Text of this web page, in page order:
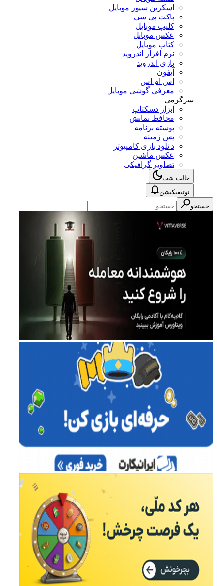
اسکرین سیور موبایل
پاکت پی سی
کلیپ موبایل
عکس موبایل
کتاب موبایل
نرم افزار اندروید
بازی اندروید
آیفون
اس ام اس
معرفی گوشی موبایل
سرگرمی
ابزار دسکتاپ
محافظ نمایش
پوسته برنامه
پس زمینه
دانلود بازی کامپیوتر
عکس ماشین
تصاویر گرافیکی
حالت شب
نوتیفیکیشن
جستجو